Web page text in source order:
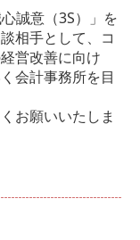
誠意（3S）」を
相手として、コ
営改善に向け
会計事務所を目
お願いいたしま